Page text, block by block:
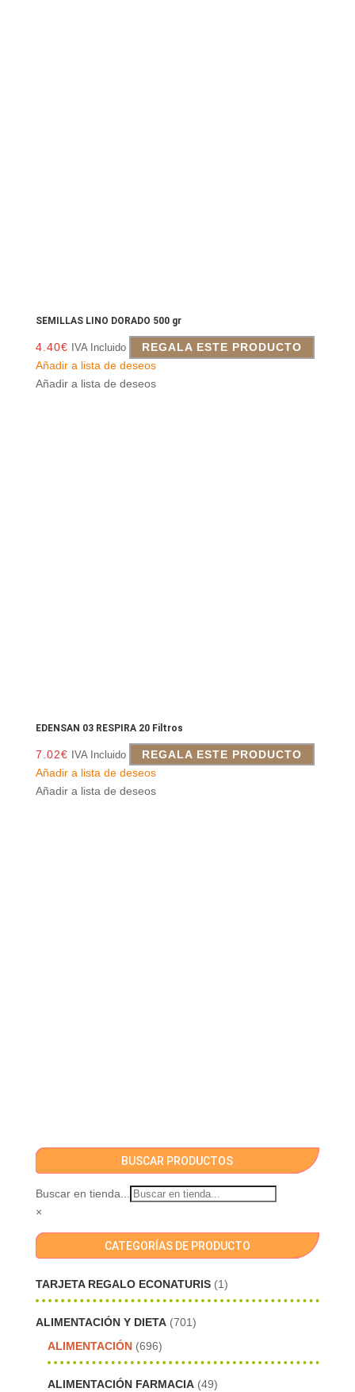
SEMILLAS LINO DORADO 500 gr
4.40€ IVA Incluido
REGALA ESTE PRODUCTO
Añadir a lista de deseos
Añadir a lista de deseos
EDENSAN 03 RESPIRA 20 Filtros
7.02€ IVA Incluido
REGALA ESTE PRODUCTO
Añadir a lista de deseos
Añadir a lista de deseos
BUSCAR PRODUCTOS
Buscar en tienda...
×
CATEGORÍAS DE PRODUCTO
TARJETA REGALO ECONATURIS (1)
ALIMENTACIÓN Y DIETA (701)
ALIMENTACIÓN (696)
ALIMENTACIÓN FARMACIA (49)